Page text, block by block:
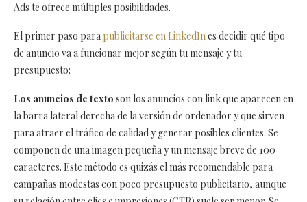
Ads te ofrece múltiples posibilidades.
El primer paso para publicitarse en LinkedInes decidir qué tipo
de anuncio va a funcionar mejor según tu mensaje y tu
presupuesto:
Los anuncios de texto son los anuncios con link que aparecen en
la barra lateral derecha de la versión de ordenador y que sirven
para atraer el tráfico de calidad y generar posibles clientes. Se
componen de una imagen pequeña y un mensaje breve de 100
caracteres. Este método es quizás el más recomendable para
campañas modestas con poco presupuesto publicitario, aunque